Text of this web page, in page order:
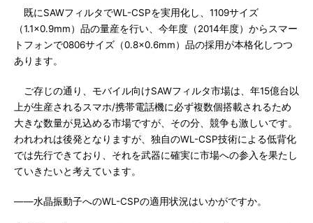
既にSAWフィルタでWL-CSPを実用化し、1109サイズ
（1.1×0.9mm）品の量産を行い、今年度（2014年度）からスマー
トフォンで0806サイズ（0.8×0.6mm）品の採用が本格化しつつ
あります。
ご存じの通り、モバイル向けSAWフィルタ市場は、年15億台以
上が生産されるスマホ/携帯電話機に必ず複数個搭載されるため
大きな数量が見込める市場ですが、その分、競争も激しいです。
われわれは後発となりますが、独自のWL-CSP技術による低背化
では先行できており、それを武器に確実に市場への参入を果たし
ていきたいと考えています。
――水晶振動子へのWL-CSPの適用状況はいかがですか。